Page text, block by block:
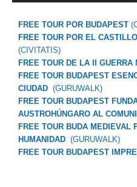
FREE TOUR POR BUDAPEST
FREE TOUR POR EL
(CIVITATIS)
FREE TOUR DE LA II GUERRA
FREE TOUR BUDAPEST
CIUDAD (GURUWALK)
FREE TOUR BUDAPEST
AUSTROHÚNGARO AL
FREE TOUR BUDA MEDIEVAL
HUMANIDAD (GURUWALK)
FREE TOUR BUDAPEST